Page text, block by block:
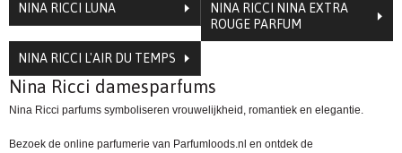
NINA RICCI LUNA
NINA RICCI NINA EXTRA
ROUGE PARFUM
NINA RICCI L'AIR DU TEMPS
Nina Ricci damesparfums
Nina Ricci parfums symboliseren vrouwelijkheid, romantiek en elegantie.
Bezoek de online parfumerie van Parfumloods.nl en ontdek de